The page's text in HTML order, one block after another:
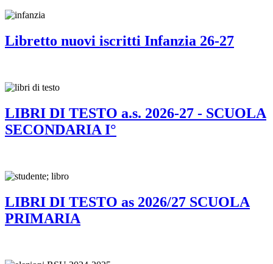
Libretto nuovi iscritti Infanzia 26-27
LIBRI DI TESTO a.s. 2026-27 - SCUOLA
SECONDARIA I°
LIBRI DI TESTO as 2026/27 SCUOLA
PRIMARIA